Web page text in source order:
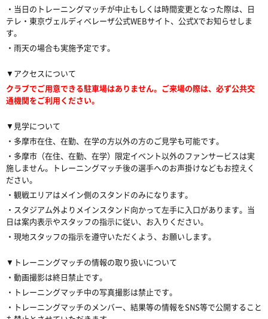
・当日のトレーニングマッチが中止もしくは時間変更となった際は、日
テレ・東京ヴェルディベレーザ公式WEBサイト、公式Xでお知らせしま
す。
・雨天の場合も実施予定です。
▼アクセスについて
クラブでご用意できる駐車場はありません。ご来場の際は、必ず公共交
通機関をご利用ください。
▼見学について
・多摩市在住、在勤、在学の方以外の方のご見学も可能です。
・多摩市（在住、在勤、在学）限定イベント以外のファンサービスは実
施しません。トレーニングマッチ後の選手へのお声掛けなどもお控えく
ださい。
・観戦エリアはメイン側のスタンドのみになります。
・スタジアム外よりメインスタンド向かって左手に入口があります。当
日は案内表示やスタッフの指示に従い、お入りください。
・現地スタッフの指示を遵守いただくよう、お願いします。
▼トレーニングマッチの情報の取り扱いについて
・動画撮影は終日禁止です。
・トレーニングマッチ中の写真撮影は禁止です。
・トレーニングマッチのメンバー、結果等の情報をSNS等で公開すること